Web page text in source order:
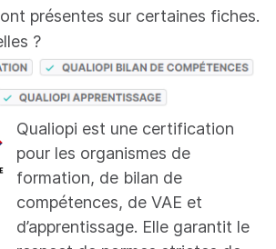
présentes sur certaines fiches.
?
Qualiopi est une certification
pour les organismes de
formation, de bilan de
compétences, de VAE et
d’apprentissage. Elle garantit le